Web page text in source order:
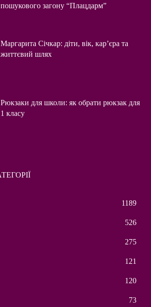
пошукового загону “Плацдарм”
Маргарита Січкар: діти, вік, кар’єра та
життєвий шлях
Рюкзаки для школи: як обрати рюкзак для
1 класу
1189
526
275
121
120
73